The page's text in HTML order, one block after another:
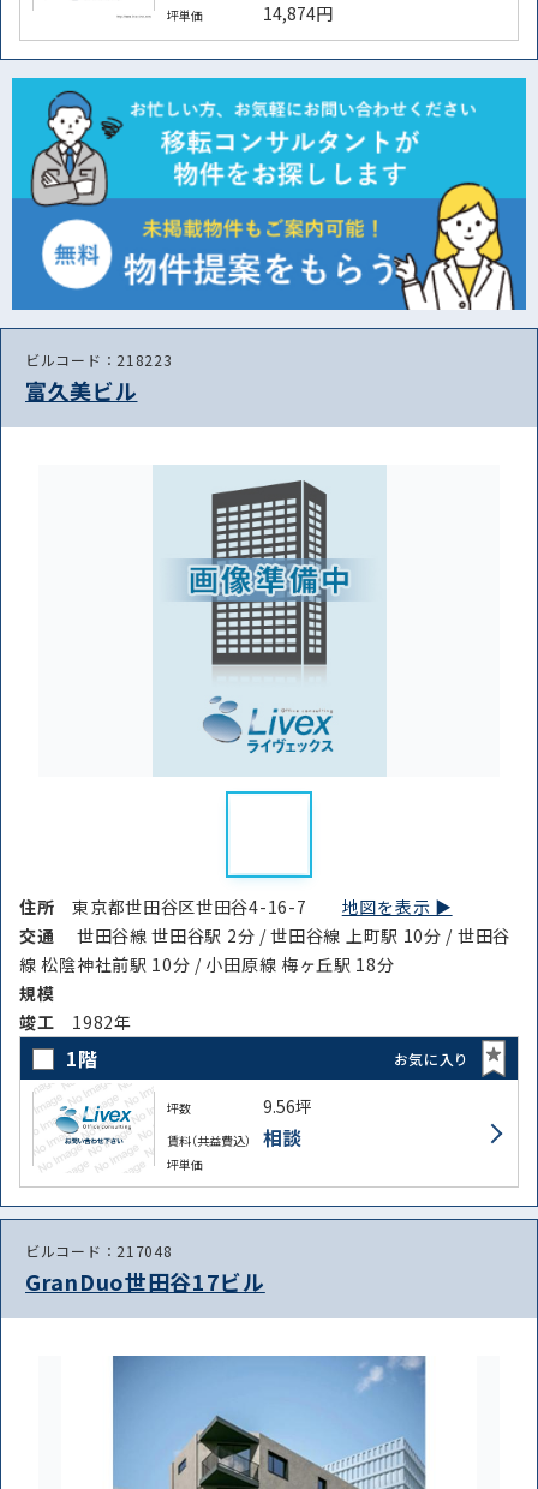
坪単価 14,874円
ビルコード：218223
富久美ビル
住所東京都世田谷区世田谷4-16-7 地図を表示 ▶︎
交通
世田谷線 世田谷駅 2分 / 世田谷線 上町駅 10分 / 世田谷
線 松陰神社前駅 10分 / 小田原線 梅ヶ丘駅 18分
規模
竣⼯ 1982年
1階 お気に入り
坪数 9.56坪
賃料（共益費込） 相談
坪単価
ビルコード：217048
GranDuo世田谷17ビル